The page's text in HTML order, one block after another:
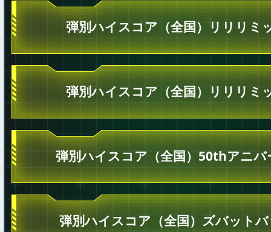
弾別ハイスコア（全国）リリリミ
弾別ハイスコア（全国）リリリミ
弾別ハイスコア（全国）50thアニバ
弾別ハイスコア（全国）ズバット